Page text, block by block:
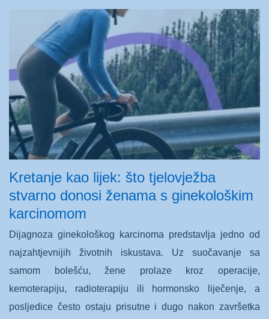
Kretanje kao lijek: što tjelovježba
stvarno donosi ženama s ginekološkim
karcinomom
Dijagnoza ginekološkog karcinoma predstavlja jedno od
najzahtjevnijih životnih iskustava. Uz suočavanje sa
samom bolešću, žene prolaze kroz operacije,
kemoterapiju, radioterapiju ili hormonsko liječenje, a
posljedice često ostaju prisutne i dugo nakon završetka